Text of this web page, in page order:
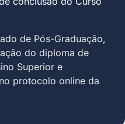
de Pós-Graduação,
do diploma de
Superior e
protocolo online da